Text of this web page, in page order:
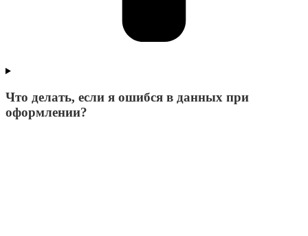
Что делать, если я ошибся в данных при
оформлении?